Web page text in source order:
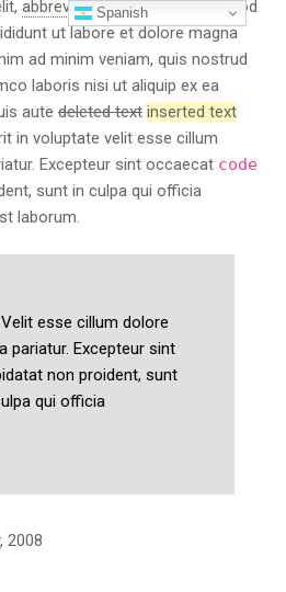
abbreviated textsed do eiusmod
ut labore et dolore magna
ad minim veniam, quis nostrud
laboris nisi ut aliquip ex ea
aute deleted text inserted text
in voluptate velit esse cillum
Excepteur sint occaecat code
sunt in culpa qui officia
laborum.
esse cillum dolore
pariatur. Excepteur sint
non proident, sunt
qui officia
, 2008
Spanish